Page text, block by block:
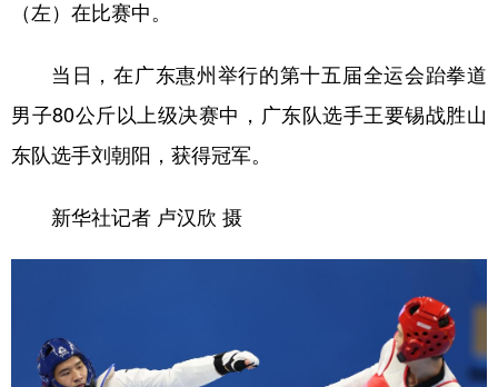
（左）在比赛中。
当日，在广东惠州举行的第十五届全运会跆拳道
男子80公斤以上级决赛中，广东队选手王要锡战胜山
东队选手刘朝阳，获得冠军。
新华社记者 卢汉欣 摄